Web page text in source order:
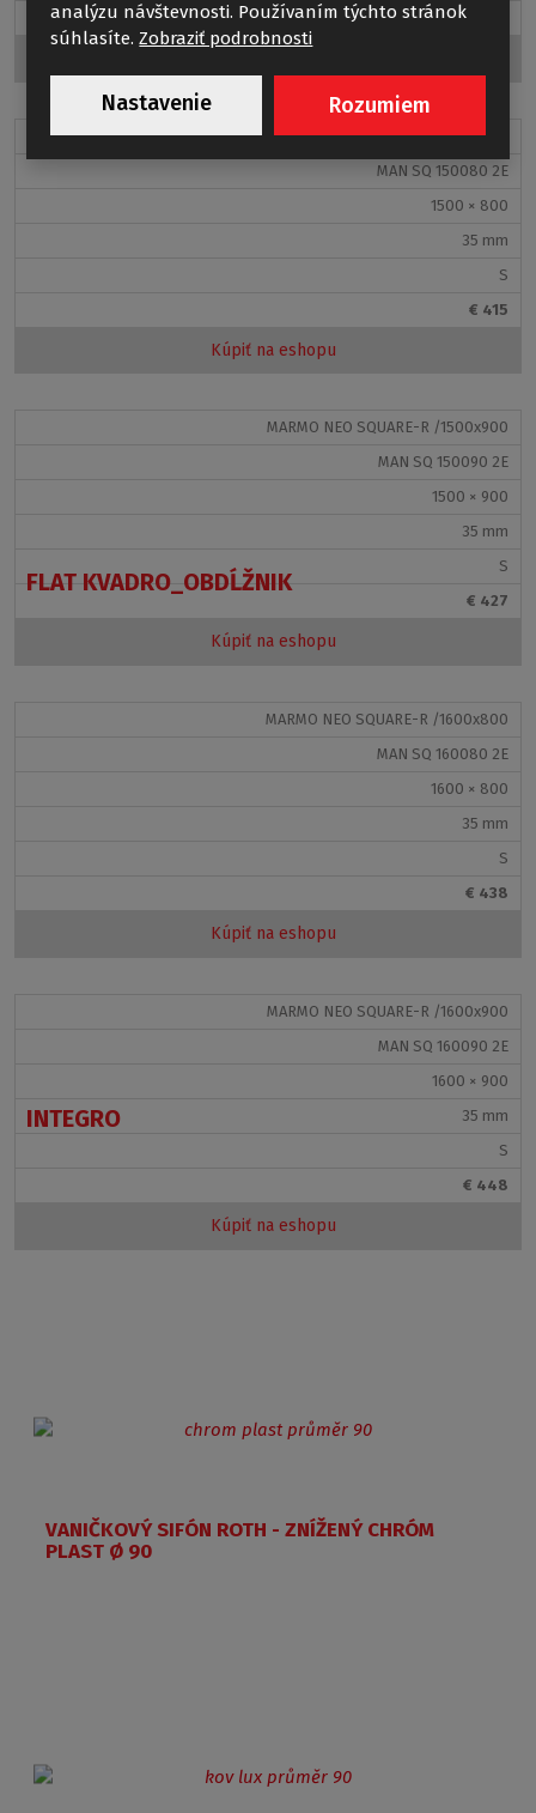
€ 404
MARMO NEO SQUARE-R /1500x800
MAN SQ 150080 2E
1500 × 800
35 mm
S
€ 415
Kúpiť na eshopu
MARMO NEO SQUARE-R /1500x900
MAN SQ 150090 2E
1500 × 900
35 mm
S
€ 427
Kúpiť na eshopu
MARMO NEO SQUARE-R /1600x800
MAN SQ 160080 2E
1600 × 800
35 mm
S
€ 438
Kúpiť na eshopu
MARMO NEO SQUARE-R /1600x900
MAN SQ 160090 2E
1600 × 900
35 mm
S
€ 448
Kúpiť na eshopu
FLAT KVADRO_DLHÝ OBDĹŽNIK
FLAT KVADRO_OBDĹŽNIK
INTEGRO
VANIČKOVÝ SIFÓN ROTH - ZNÍŽENÝ CHRÓM
PLAST Ø 90
analýzu návštevnosti. Používaním týchto stránok
súhlasíte.Zobraziť podrobnosti
Nastavenie Rozumiem